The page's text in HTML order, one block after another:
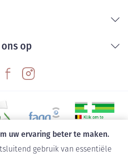
uw ervaring beter te maken.
gebruik van essentiële
op